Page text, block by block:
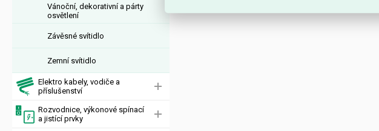
Vánoční, dekorativní a párty
osvětlení
Závěsné svítidlo
Zemní svítidlo
Elektro kabely, vodiče a
příslušenství
Rozvodnice, výkonové spínací
a jistící prvky